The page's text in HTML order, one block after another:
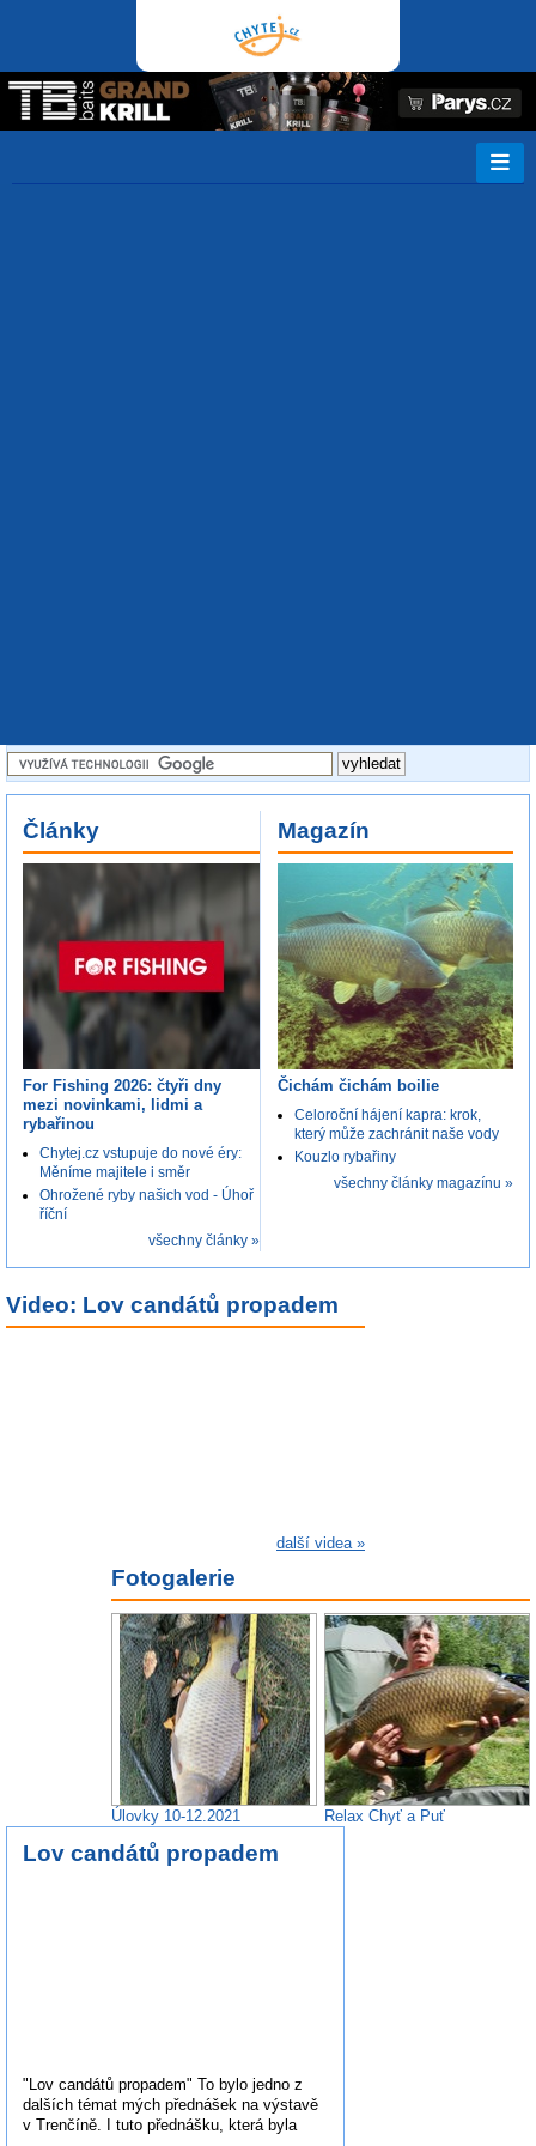
Články
For Fishing 2026: čtyři dny
mezi novinkami, lidmi a
rybařinou
Chytej.cz vstupuje do nové éry:
Měníme majitele i směr
Ohrožené ryby našich vod - Úhoř
říční
všechny články »
Magazín
Čichám čichám boilie
Celoroční hájení kapra: krok,
který může zachránit naše vody
Kouzlo rybařiny
všechny články magazínu »
Video: Lov candátů propadem
další videa »
Fotogalerie
Relax Chyť a Puť
Úlovky 10-12.2021
Lov candátů propadem
"Lov candátů propadem" To bylo jedno z
dalších témat mých přednášek na výstavě
v Trenčíně. I tuto přednášku, která byla